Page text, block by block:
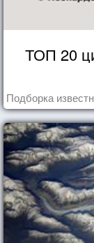
ТОП 20
Подборка